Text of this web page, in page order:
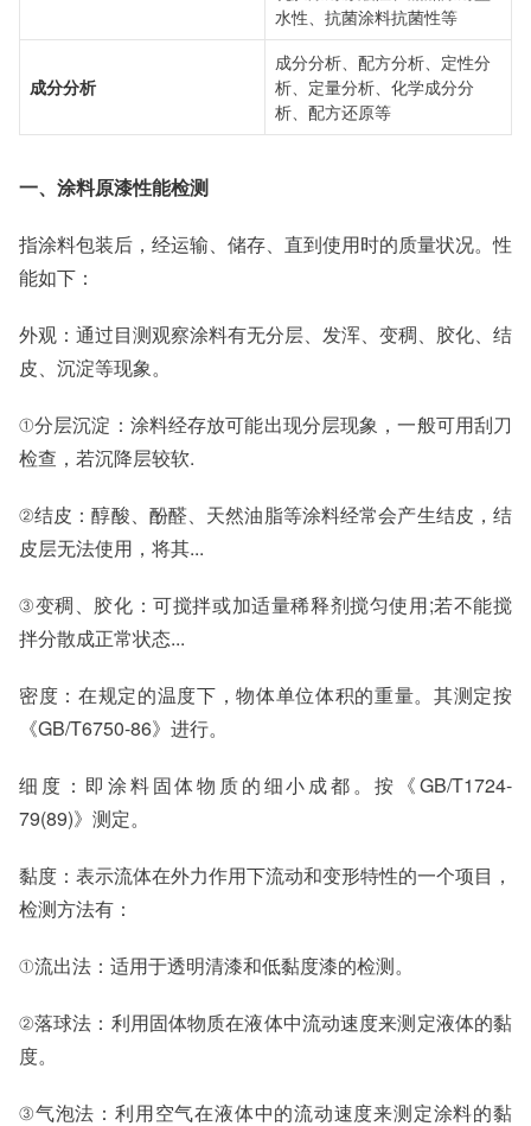
水性、抗菌涂料抗菌性等
成分分析
成分分析、配方分析、定性分
析、定量分析、化学成分分
析、配方还原等
一、涂料原漆性能检测
指涂料包装后，经运输、储存、直到使用时的质量状况。性
能如下：
外观：通过目测观察涂料有无分层、发浑、变稠、胶化、结
皮、沉淀等现象。
①分层沉淀：涂料经存放可能出现分层现象，一般可用刮刀
检查，若沉降层较软.
②结皮：醇酸、酚醛、天然油脂等涂料经常会产生结皮，结
皮层无法使用，将其...
③变稠、胶化：可搅拌或加适量稀释剂搅匀使用;若不能搅
拌分散成正常状态...
密度：在规定的温度下，物体单位体积的重量。其测定按
《GB/T6750-86》进行。
细度：即涂料固体物质的细小成都。按《GB/T1724-
79(89)》测定。
黏度：表示流体在外力作用下流动和变形特性的一个项目，
检测方法有：
①流出法：适用于透明清漆和低黏度漆的检测。
②落球法：利用固体物质在液体中流动速度来测定液体的黏
度。
③气泡法：利用空气在液体中的流动速度来测定涂料的黏